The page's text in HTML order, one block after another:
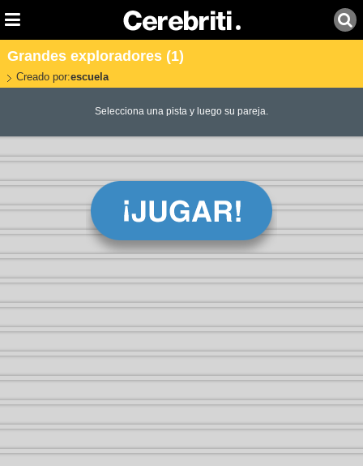
Grandes exploradores (1)
Creado por:escuela
Selecciona una pista y luego su pareja.